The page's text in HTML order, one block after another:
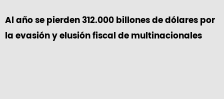
Al año se pierden 312.000 billones de dólares por
la evasión y elusión fiscal de multinacionales